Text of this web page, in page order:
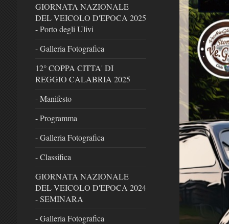
GIORNATA NAZIONALE
DEL VEICOLO D'EPOCA 2025
- Porto degli Ulivi
- Galleria Fotografica
12° COPPA CITTA' DI
REGGIO CALABRIA 2025
- Manifesto
- Programma
- Galleria Fotografica
- Classifica
GIORNATA NAZIONALE
DEL VEICOLO D'EPOCA 2024
- SEMINARA
- Galleria Fotografica